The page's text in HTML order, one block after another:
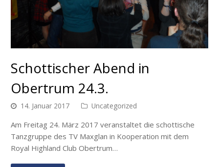
Schottischer Abend in
Obertrum 24.3.
14. Januar 2017 Uncategorized
Am Freitag 24. März 2017 veranstaltet die schottische
Tanzgruppe des TV Maxglan in Kooperation mit dem
Royal Highland Club Obertrum…